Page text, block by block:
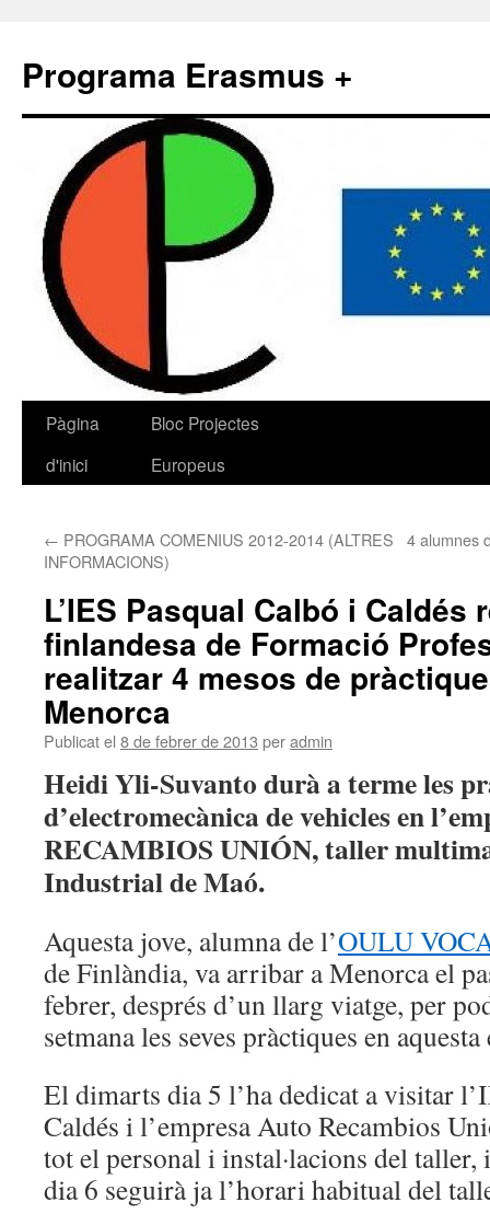
Programa Erasmus +
Pàgina
d'inici
Bloc Projectes
Europeus
← PROGRAMA COMENIUS 2012-2014 (ALTRES
INFORMACIONS)
4 alumnes
L’IES Pasqual Calbó i Caldés
finlandesa de Formació
realitzar 4 mesos de
Menorca
Publicat el 8 de febrer de 2013 peradmin
Heidi Yli-Suvanto durà a terme les
d’electromecànica de vehicles en
RECAMBIOS UNIÓN, taller
Industrial de Maó.
Aquesta jove, alumna de l’OULU
de Finlàndia, va arribar a Menorca el
febrer, després d’un llarg viatge, per
setmana les seves pràctiques en
El dimarts dia 5 l’ha dedicat a visitar
Caldés i l’empresa Auto Recambios
tot el personal i instal·lacions del
dia 6 seguirà ja l’horari habitual del